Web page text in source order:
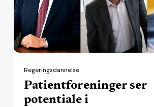
regeringsgrundlaget
–
men
sender
bestilling
Regeringsdannelse
Patientforeninger ser
potentiale i